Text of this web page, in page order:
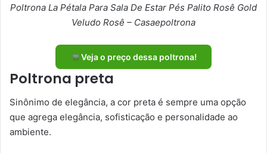
Poltrona La Pétala Para Sala De Estar Pés Palito Rosê Gold
Veludo Rosê – Casaepoltrona
Veja o preço dessa poltrona!
Poltrona preta
Sinônimo de elegância, a cor preta é sempre uma opção
que agrega elegância, sofisticação e personalidade ao
ambiente.